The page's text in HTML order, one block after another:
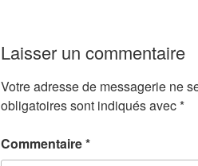
Laisser un commentaire
Votre adresse de messagerie ne
obligatoires sont indiqués avec*
Commentaire*